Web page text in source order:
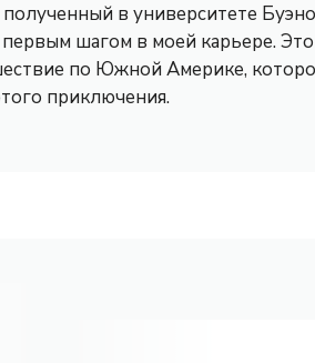
в университете
первым шагом в моей карьере.
по Южной Америке,
приключения.